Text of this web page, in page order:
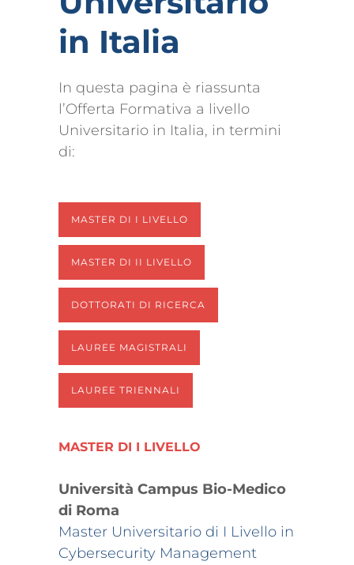
in Italia
In questa pagina è riassunta
l’Offerta Formativa a livello
Universitario in Italia, in termini
di:
MASTER DI I LIVELLO
MASTER DI II LIVELLO
DOTTORATI DI RICERCA
LAUREE MAGISTRALI
LAUREE TRIENNALI
MASTER DI I LIVELLO
Università Campus Bio-Medico
di Roma
Master Universitario di I Livello in
Cybersecurity Management